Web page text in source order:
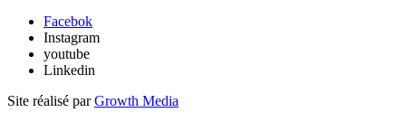
Facebok
Instagram
youtube
Linkedin
Site réalisé parGrowth Media